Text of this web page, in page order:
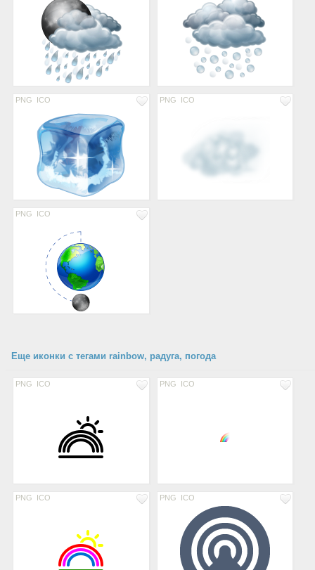
PNG ICO PNG ICO
PNG ICO
Еще иконки с тегами rainbow, радуга, погода
PNG ICO PNG ICO
PNG ICO PNG ICO